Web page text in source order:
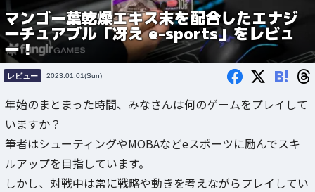
マンゴー葉乾燥エキス末を配合したエナジ
ーチュアブル「冴え e-sports」をレビュ
ー！
レビュー 2023.01.01(Sun) B!
年始のまとまった時間、みなさんは何のゲームをプレイして
いますか？
筆者はシューティングやMOBAなどeスポーツに励んでスキ
ルアップを目指しています。
しかし、対戦中は常に戦略や動きを考えながらプレイしてい